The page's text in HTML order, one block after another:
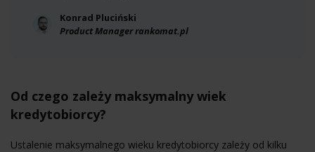
Konrad Pluciński
Product Manager rankomat.pl
Od czego zależy maksymalny wiek
kredytobiorcy?
Ustalenie maksymalnego wieku kredytobiorcy zależy od kilku